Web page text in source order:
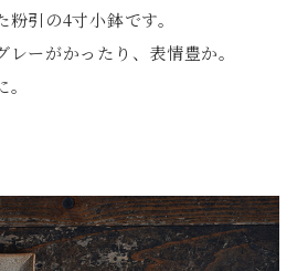
引の4寸小鉢です。
ーがかったり、表情豊か。